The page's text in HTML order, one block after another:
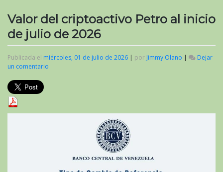
Valor del criptoactivo Petro al inicio
de julio de 2026
Publicada el miércoles, 01 de julio de 2026 | por Jimmy Olano |
Dejar
un comentario